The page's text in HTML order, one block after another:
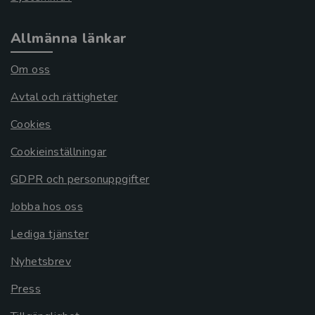
Allmänna länkar
Om oss
Avtal och rättigheter
Cookies
Cookieinställningar
GDPR och personuppgifter
Jobba hos oss
Lediga tjänster
Nyhetsbrev
Press